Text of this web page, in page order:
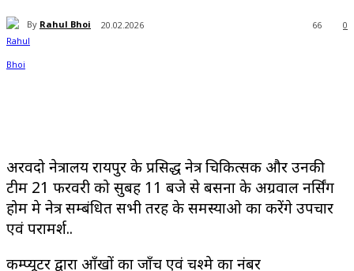
By Rahul Bhoi 20.02.2026 0
66
अरविंदो नेत्रालय रायपुर के प्रसिद्ध नेत्र चिकित्सक और उनकी
टीम 21 फरवरी को सुबह 11 बजे से बसना के अग्रवाल नर्सिंग
होम मे नेत्र सम्बंधित सभी तरह के समस्याओ का करेंगे उपचार
एवं परामर्श..
कम्प्यूटर द्वारा आँखों का जाँच एवं चश्मे का नंबर